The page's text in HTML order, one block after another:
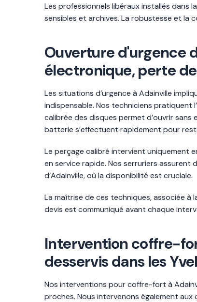
Les professionnels libéraux installés
sensibles et archives. La robustesse et la
Ouverture d'urgence
électronique, perte
Les situations d’urgence à Adainville
indispensable. Nos techniciens pratiquent
calibrée des disques permet d’ouvrir
batterie s’effectuent rapidement pour
Le perçage calibré intervient uniquement
en service rapide. Nos serruriers
d’Adainville, où la disponibilité est cruciale.
La maîtrise de ces techniques, associée à
devis est communiqué avant chaque
Intervention coffre-
desservis dans les
Nos interventions pour coffre-fort à
proches. Nous intervenons également